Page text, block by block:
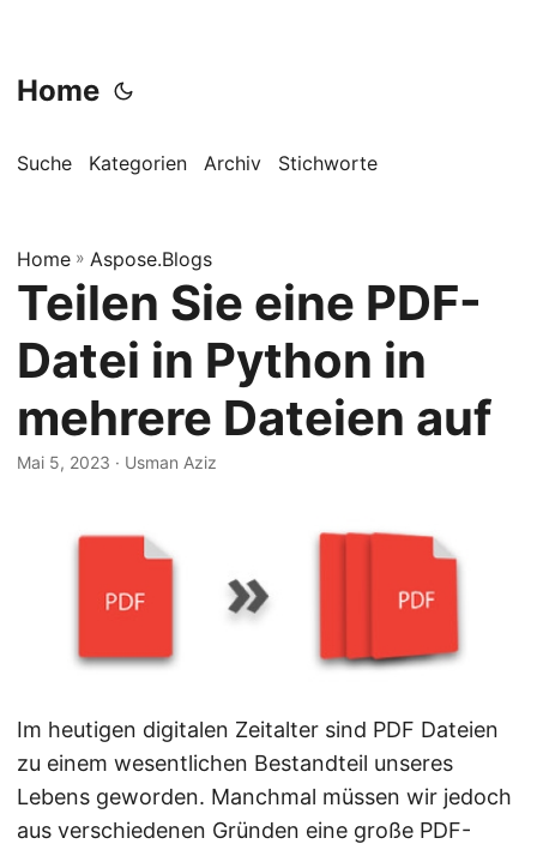
Home
Suche Kategorien Archiv Stichworte
Home » Aspose.Blogs
Teilen Sie eine PDF-
Datei in Python in
mehrere Dateien auf
Mai 5, 2023 · Usman Aziz
Im heutigen digitalen Zeitalter sind PDF Dateien
zu einem wesentlichen Bestandteil unseres
Lebens geworden. Manchmal müssen wir jedoch
aus verschiedenen Gründen eine große PDF-